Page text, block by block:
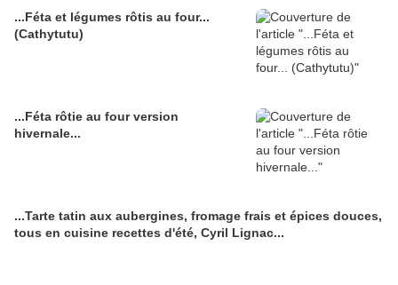
...Féta et légumes rôtis au four...
(Cathytutu)
...Féta rôtie au four version
hivernale...
...Tarte tatin aux aubergines, fromage frais et épices douces,
tous en cuisine recettes d'été, Cyril Lignac...